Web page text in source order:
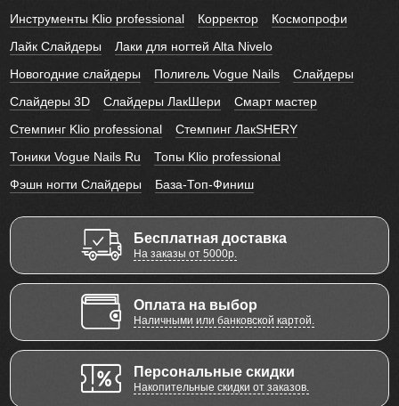
Инструменты Klio professional
Корректор
Космопрофи
Лайк Слайдеры
Лаки для ногтей Alta Nivelo
Новогодние слайдеры
Полигель Vogue Nails
Слайдеры
Слайдеры 3D
Слайдеры ЛакШери
Смарт мастер
Стемпинг Klio professional
Стемпинг ЛакSHERY
Тоники Vogue Nails Ru
Топы Klio professional
Фэшн ногти Слайдеры
База-Топ-Финиш
Бесплатная доставка
На заказы от 5000р.
Оплата на выбор
Наличными или банковской картой.
Персональные скидки
Накопительные скидки от заказов.